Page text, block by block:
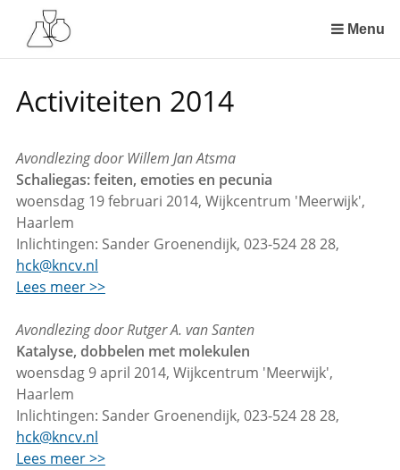
over
naar
de
Spring
naar
het
menu
Menu
Activiteiten 2014
Avondlezing door Willem Jan Atsma
Schaliegas: feiten, emoties en pecunia
woensdag 19 februari 2014, Wijkcentrum 'Meerwijk',
Haarlem
Inlichtingen: Sander Groenendijk, 023-524 28 28,
hck@kncv.nl
Lees meer >>
Avondlezing door Rutger A. van Santen
Katalyse, dobbelen met molekulen
woensdag 9 april 2014, Wijkcentrum 'Meerwijk',
Haarlem
Inlichtingen: Sander Groenendijk, 023-524 28 28,
hck@kncv.nl
Lees meer >>